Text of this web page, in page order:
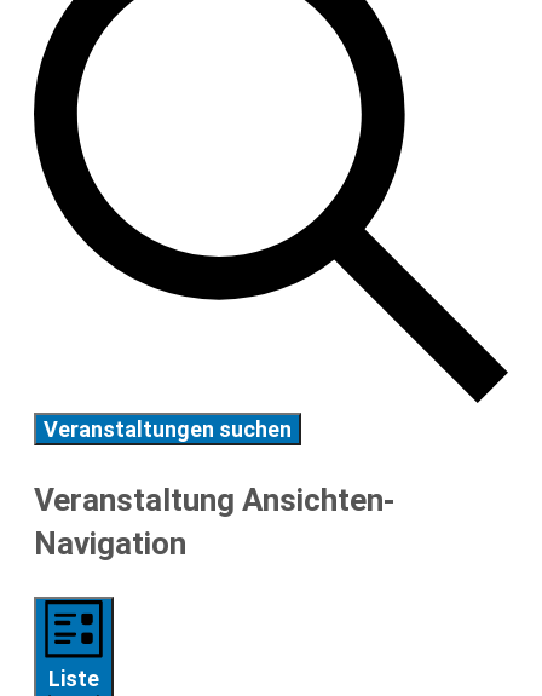
Veranstaltungen suchen
Veranstaltung Ansichten-
Navigation
Liste